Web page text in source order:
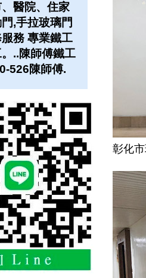
醫院、住家
,手拉玻璃門
務 專業鐵工
..陳師傅鐵工
526陳師傅.
彰化